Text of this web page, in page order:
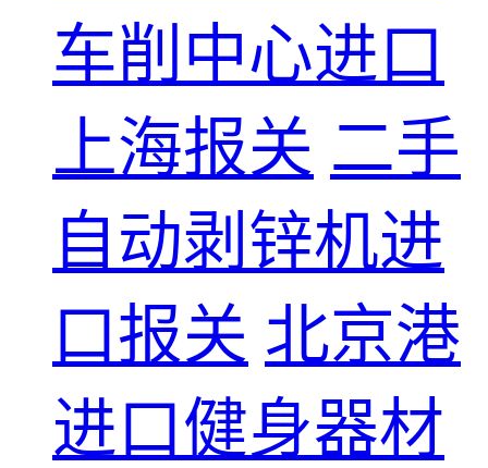
车削中心进口
上海报关 二手
自动剥锌机进
口报关 北京港
进口健身器材